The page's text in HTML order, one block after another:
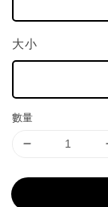
大小
數量